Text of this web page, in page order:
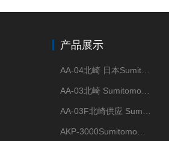
产品展示